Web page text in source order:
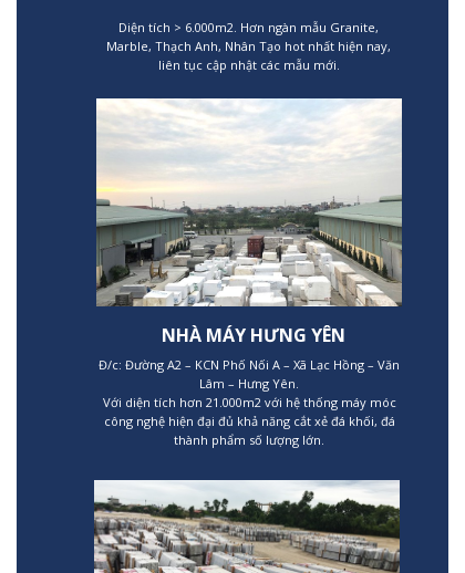
Diện tích > 6.000m2. Hơn ngàn mẫu Granite,
Marble, Thạch Anh, Nhân Tạo hot nhất hiện nay,
liên tục cập nhật các mẫu mới.
NHÀ MÁY HƯNG YÊN
Đ/c: Đường A2 – KCN Phố Nối A – Xã Lạc Hồng – Văn
Lâm – Hưng Yên.
Với diện tích hơn 21.000m2 với hệ thống máy móc
công nghệ hiện đại đủ khả năng cắt xẻ đá khối, đá
thành phẩm số lượng lớn.